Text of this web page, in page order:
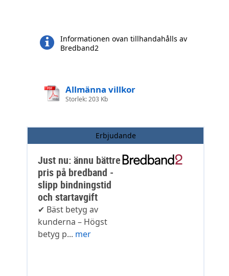
Informationen ovan tillhandahålls av
Bredband2
Allmänna villkor
Storlek: 203 Kb
Erbjudande
Just nu: ännu bättre
pris på bredband -
slipp bindningstid
och startavgift
✔ Bäst betyg av
kunderna – Högst
betyg p... mer